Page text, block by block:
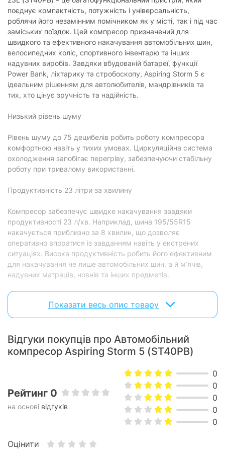
поєднує компактність, потужність і універсальність,
роблячи його незамінним помічником як у місті, так і під час
заміських поїздок. Цей компресор призначений для
швидкого та ефективного накачування автомобільних шин,
велосипедних коліс, спортивного інвентарю та інших
надувних виробів. Завдяки вбудованій батареї, функції
Power Bank, ліхтарику та стробоскопу, Aspiring Storm 5 є
ідеальним рішенням для автолюбителів, мандрівників та
тих, хто цінує зручність та надійність.
Низький рівень шуму
Рівень шуму до 75 децибелів робить роботу компресора
комфортною навіть у тихих умовах. Циркуляційна система
охолодження запобігає перегріву, забезпечуючи стабільну
роботу при тривалому використанні.
Продуктивність 23 літри за хвилину
Компресор забезпечує швидке накачування завдяки
продуктивності 23 л/хв. Наприклад, шина 195/55R15
накачується приблизно за 8 хвилин, що дозволяє
оперативно впоратися із завданням навіть у екстрених
ситуаціях. Висока продуктивність робить його ефективним
для накачування не лише автомобільних шин, а й м’ячів,
надувних матраців, човнів та інших предметів.
Ліхтарик та стробоскоп
Вбудований ліхтарик забезпечує тривале освітлення, що
стробоскопа може використовуватися як аварійний сигнал
для привернення уваги до екстрених ситуацій, підвищуючи
безпеку на дорозі.
Максимальний тиск до 150 PSI (10,8 BAR)
Потужність компресора дозволяє досягати тиску до 10,8
BAR, що значно перевищує стандартні вимоги до шин
легкових автомобілів (2-3 BAR). Це забезпечує резерв
виробів, включаючи мотоцикли, велосипеди та спортивний
Показати весь опис товару
Відгуки покупців про Автомобільний
компресор Aspiring Storm 5 (ST40PB)
Рейтинг 0
на основі відгуків
0
0
0
0
0
Оцінити